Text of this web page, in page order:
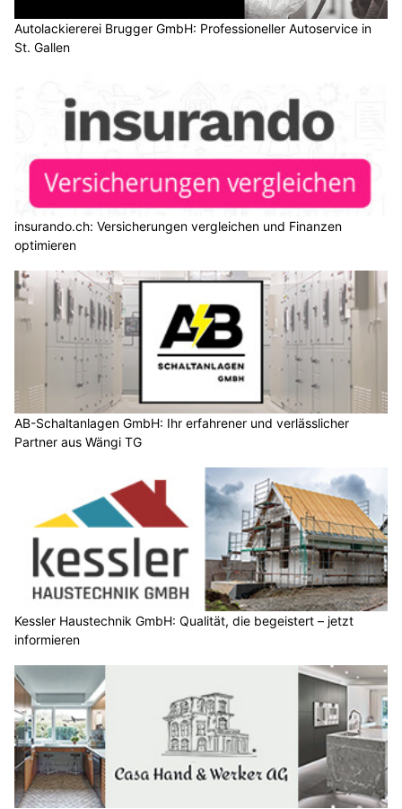
Autolackiererei Brugger GmbH: Professioneller Autoservice in
St. Gallen
insurando.ch: Versicherungen vergleichen und Finanzen
optimieren
AB-Schaltanlagen GmbH: Ihr erfahrener und verlässlicher
Partner aus Wängi TG
Kessler Haustechnik GmbH: Qualität, die begeistert – jetzt
informieren